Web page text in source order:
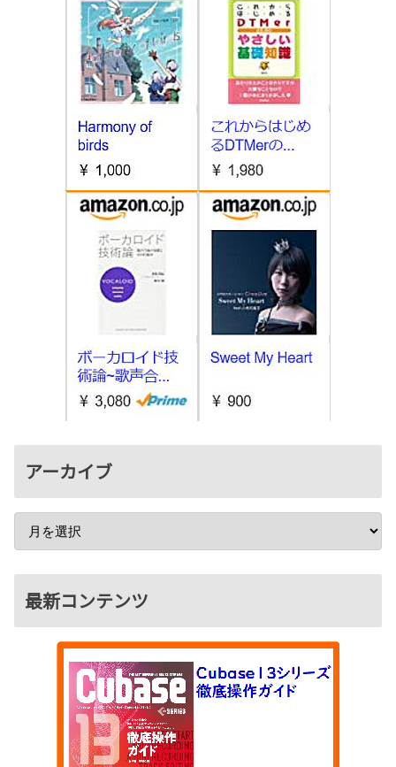
アーカイブ
最新コンテンツ